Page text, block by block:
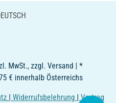
MwSt., zzgl. Versand | *
€ innerhalb Österreichs
|Widerrufsbelehrung |Vertrag